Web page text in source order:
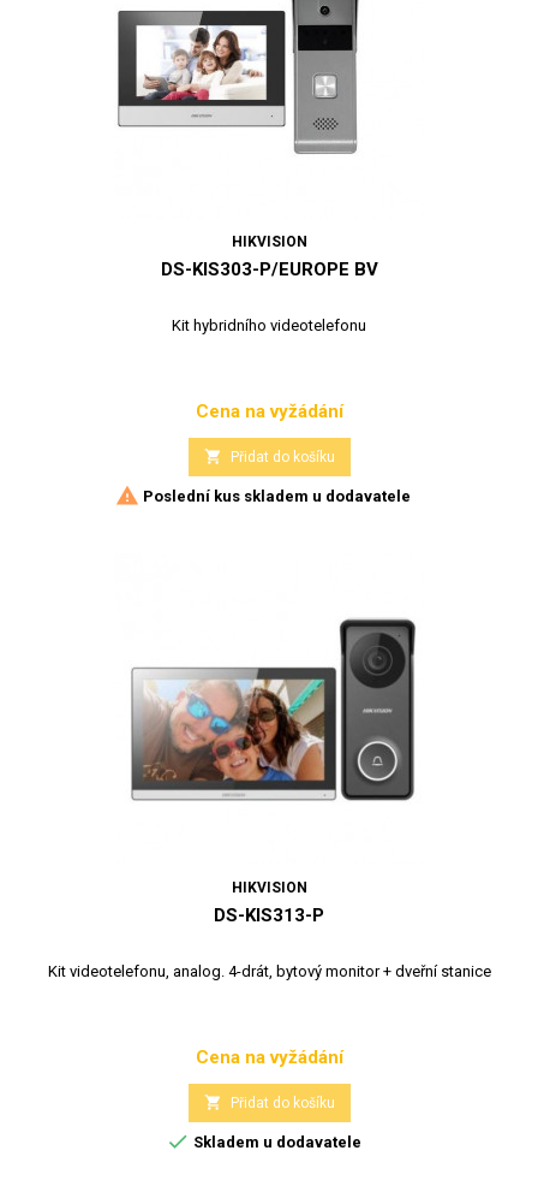
HIKVISION
DS-KIS303-P/EUROPE BV
Kit hybridního videotelefonu
Cena
Cena na vyžádání
 Přidat do košíku
 Poslední kus skladem u dodavatele
HIKVISION
DS-KIS313-P
Kit videotelefonu, analog. 4-drát, bytový monitor + dveřní stanice
Cena
Cena na vyžádání
 Přidat do košíku
 Skladem u dodavatele